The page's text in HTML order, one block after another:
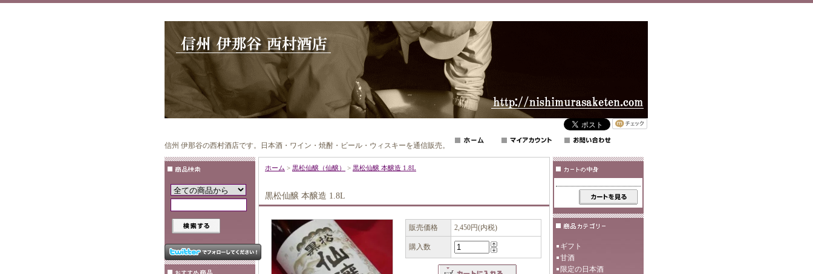
信州 伊那谷の西村酒店です。日本酒・ワイン・焼酎・ビール・ウィスキーを通信販売。
ホーム > 黒松仙醸（仙醸） > 黒松仙醸 本醸造 1.8L
黒松仙醸 本醸造 1.8L
販売価格 2,450円(内税)
購入数
ギフト
甘酒
限定の日本酒